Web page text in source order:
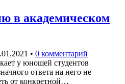
в академическом
• 0 комментарий
у юношей студентов
ответа на него не
от конкретной…